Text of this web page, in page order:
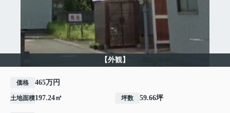
【外観】
価格 465万円
土地面積197.24㎡ 坪数 59.66坪